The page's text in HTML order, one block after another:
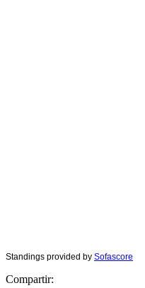
Standings provided by Sofascore
Compartir: